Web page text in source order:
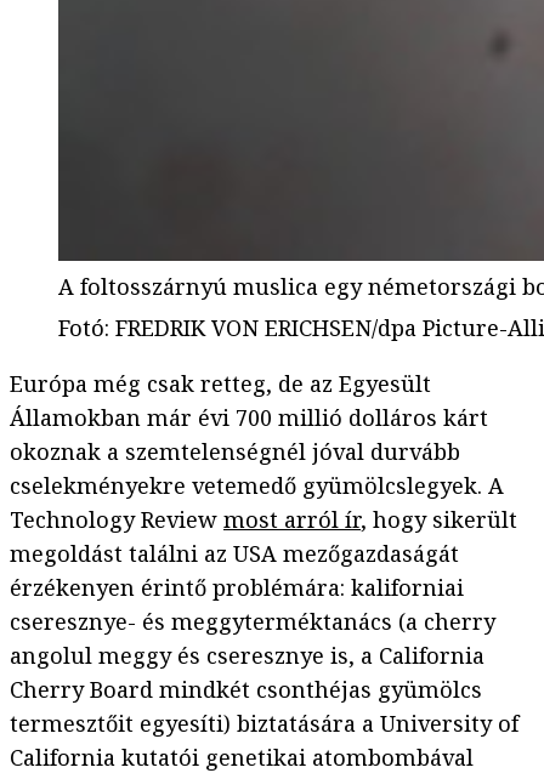
A foltosszárnyú muslica egy németországi
Fotó: FREDRIK VON ERICHSEN/dpa Picture-
Európa még csak retteg, de az Egyesült
Államokban már évi 700 millió dolláros kárt
okoznak a szemtelenségnél jóval durvább
cselekményekre vetemedő gyümölcslegyek. A
Technology Review most arról ír, hogy sikerült
megoldást találni az USA mezőgazdaságát
érzékenyen érintő problémára: kaliforniai
cseresznye- és meggyterméktanács (a cherry
angolul meggy és cseresznye is, a California
Cherry Board mindkét csonthéjas gyümölcs
termesztőit egyesíti) biztatására a University of
California kutatói genetikai atombombával